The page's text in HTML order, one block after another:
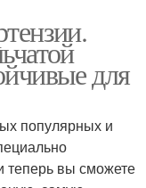
для
популярных и
теперь вы сможете